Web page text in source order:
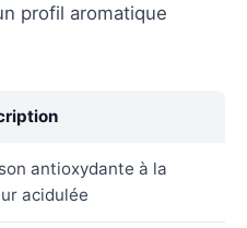
profil aromatique
antioxydante à la
acidulée